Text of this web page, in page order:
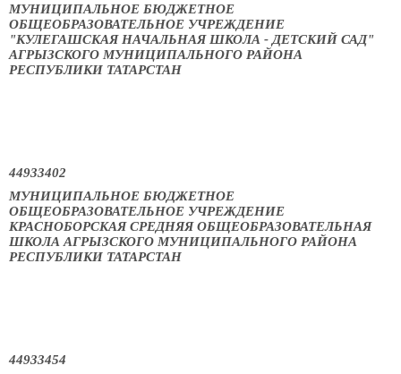
МУНИЦИПАЛЬНОЕ БЮДЖЕТНОЕ
ОБЩЕОБРАЗОВАТЕЛЬНОЕ УЧРЕЖДЕНИЕ
"КУЛЕГАШСКАЯ НАЧАЛЬНАЯ ШКОЛА - ДЕТСКИЙ САД"
АГРЫЗСКОГО МУНИЦИПАЛЬНОГО РАЙОНА
РЕСПУБЛИКИ ТАТАРСТАН
44933402
МУНИЦИПАЛЬНОЕ БЮДЖЕТНОЕ
ОБЩЕОБРАЗОВАТЕЛЬНОЕ УЧРЕЖДЕНИЕ
КРАСНОБОРСКАЯ СРЕДНЯЯ ОБЩЕОБРАЗОВАТЕЛЬНАЯ
ШКОЛА АГРЫЗСКОГО МУНИЦИПАЛЬНОГО РАЙОНА
РЕСПУБЛИКИ ТАТАРСТАН
44933454